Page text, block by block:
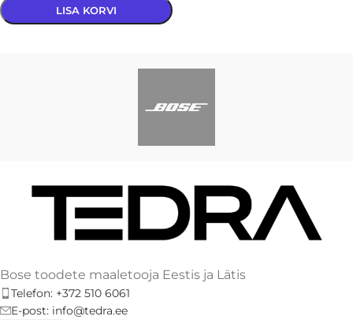
LISA KORVI
Bose toodete maaletooja Eestis ja Lätis
Telefon: +372 510 6061
E-post: info@tedra.ee